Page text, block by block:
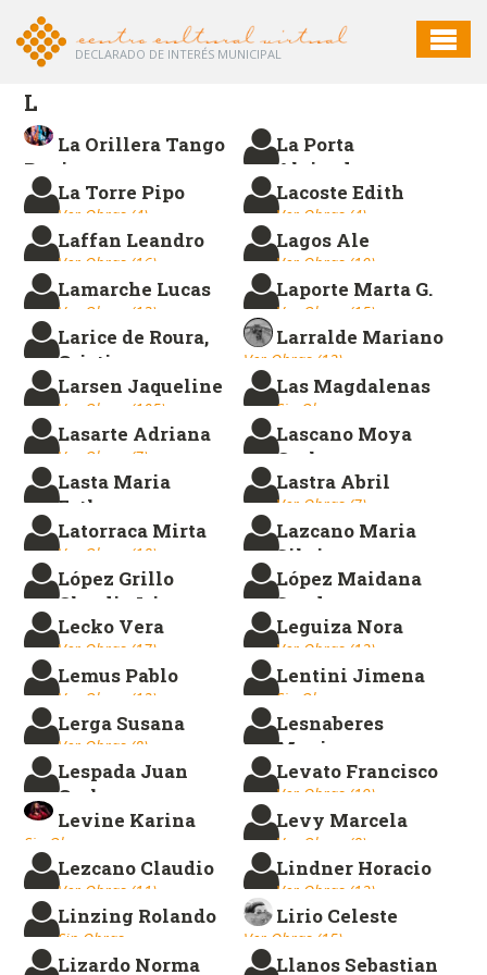
DECLARADO DE INTERÉS MUNICIPAL
L
La Orillera Tango
Reviews
Sin Obras
La Porta
Alejandra
Ver Obras (25)
La Torre Pipo
Ver Obras (4)
Lacoste Edith
Ver Obras (4)
Laffan Leandro
Ver Obras (16)
Lagos Ale
Ver Obras (10)
Lamarche Lucas
Ver Obras (13)
Laporte Marta G.
Ver Obras (15)
Larice de Roura,
Cristina
Sin Obras
Larralde Mariano
Ver Obras (12)
Larsen Jaqueline
Ver Obras (105)
Las Magdalenas
Sin Obras
Lasarte Adriana
Ver Obras (7)
Lascano Moya
Carlos
Ver Obras (13)
Lasta Maria
Esther
Ver Obras (21)
Lastra Abril
Ver Obras (7)
Latorraca Mirta
Ver Obras (18)
Lazcano Maria
Silvina
Ver Obras (14)
López Grillo
Claudia Iris
Ver Obras (40)
López Maidana
Sandra
Sin Obras
Lecko Vera
Ver Obras (17)
Leguiza Nora
Ver Obras (12)
Lemus Pablo
Ver Obras (12)
Lentini Jimena
Sin Obras
Lerga Susana
Ver Obras (8)
Lesnaberes
Monica
Ver Obras (17)
Lespada Juan
Carlos
Ver Obras (40)
Levato Francisco
Ver Obras (19)
Levine Karina
Sin Obras
Levy Marcela
Ver Obras (8)
Lezcano Claudio
Ver Obras (11)
Lindner Horacio
Ver Obras (12)
Linzing Rolando
Sin Obras
Lirio Celeste
Ver Obras (15)
Lizardo Norma Llanos Sebastian